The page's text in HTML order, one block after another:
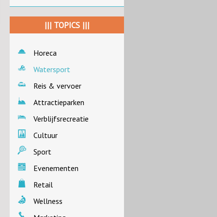
||| TOPICS |||
Horeca
Watersport
Reis & vervoer
Attractieparken
Verblijfsrecreatie
Cultuur
Sport
Evenementen
Retail
Wellness